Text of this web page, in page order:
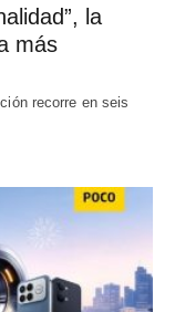
la
más
recorre en seis